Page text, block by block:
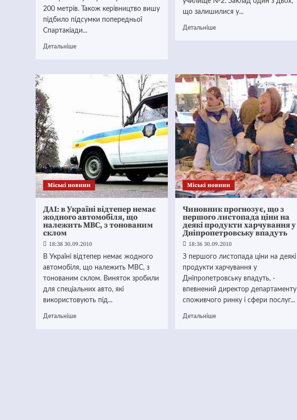
200 метрів. Також керівництво вишу
підбило підсумки попередньої
Спартакіади...
Детальніше
що залишилися у...
Детальніше
Mіські новини
ДАІ: в Україні відтепер немає
жодного автомобіля, що
належить МВС, з тонованим
склом
18:38 30.09.2010
В Україні відтепер немає жодного
автомобіля, що належить МВС, з
тонованим склом. Виняток зробили
для спеціальних авто, які
використовують під...
Детальніше
Mіські новини
Чиновник прогнозує, що з
першого листопада ціни на
деякі продукти харчування у
Дніпропетровську впадуть
18:36 30.09.2010
З першого листопада ціни на деякі
продукти харчування у
Дніпропетровську впадуть, -
впевнений директор департаменту
споживчого ринку і сфери послуг...
Детальніше